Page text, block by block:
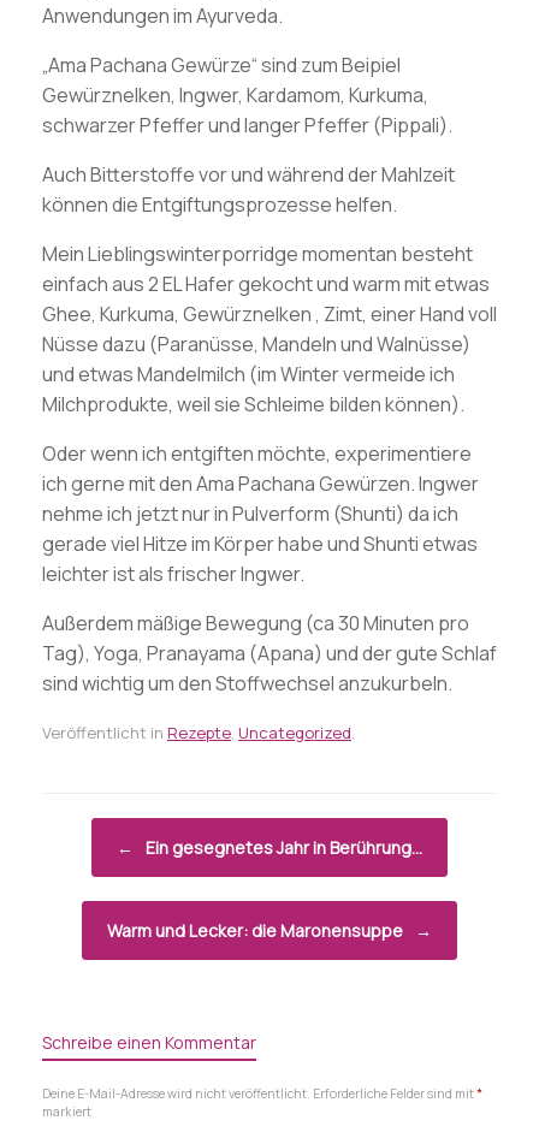
Anwendungen im Ayurveda.
„Ama Pachana Gewürze“ sind zum Beipiel
Gewürznelken, Ingwer, Kardamom, Kurkuma,
schwarzer Pfeffer und langer Pfeffer (Pippali).
Auch Bitterstoffe vor und während der Mahlzeit
können die Entgiftungsprozesse helfen.
Mein Lieblingswinterporridge momentan besteht
einfach aus 2 EL Hafer gekocht und warm mit etwas
Ghee, Kurkuma, Gewürznelken , Zimt, einer Hand voll
Nüsse dazu (Paranüsse, Mandeln und Walnüsse)
und etwas Mandelmilch (im Winter vermeide ich
Milchprodukte, weil sie Schleime bilden können).
Oder wenn ich entgiften möchte, experimentiere
ich gerne mit den Ama Pachana Gewürzen. Ingwer
nehme ich jetzt nur in Pulverform (Shunti) da ich
gerade viel Hitze im Körper habe und Shunti etwas
leichter ist als frischer Ingwer.
Außerdem mäßige Bewegung (ca 30 Minuten pro
Tag), Yoga, Pranayama (Apana) und der gute Schlaf
sind wichtig um den Stoffwechsel anzukurbeln.
Veröffentlicht in Rezepte, Uncategorized.
← Ein gesegnetes Jahr in Berührung…
Warm und Lecker: die Maronensuppe →
Schreibe einen Kommentar
Deine E-Mail-Adresse wird nicht veröffentlicht. Erforderliche Felder sind mit*
markiert